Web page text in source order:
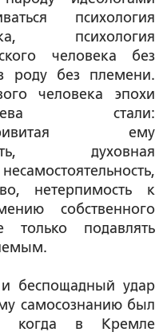
психология
психология
человека без
роду без племени.
человека эпохи
стали:
ему
духовная
нетерпимость к
собственного
подавлять
беспощадный удар
самосознанию был
когда в Кремле